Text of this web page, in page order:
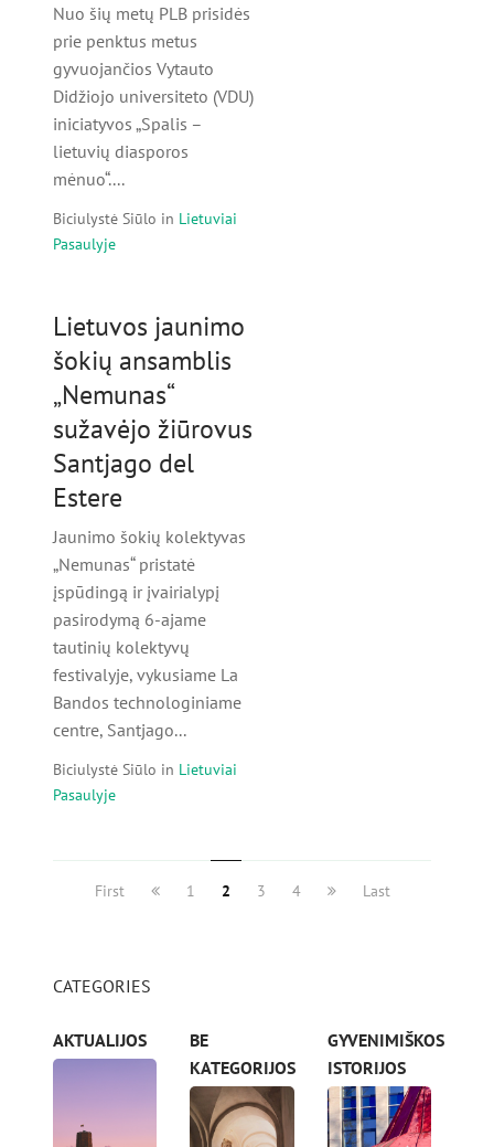
Nuo šių metų PLB prisidės
prie penktus metus
gyvuojančios Vytauto
Didžiojo universiteto (VDU)
iniciatyvos „Spalis –
lietuvių diasporos
mėnuo“....
Biciulystė Siūlo in Lietuviai
Pasaulyje
Lietuvos jaunimo
šokių ansamblis
„Nemunas“
sužavėjo žiūrovus
Santjago del
Estere
Jaunimo šokių kolektyvas
„Nemunas“ pristatė
įspūdingą ir įvairialypį
pasirodymą 6-ajame
tautinių kolektyvų
festivalyje, vykusiame La
Bandos technologiniame
centre, Santjago...
Biciulystė Siūlo in Lietuviai
Pasaulyje
First 1 2 3 4 Last
CATEGORIES
AKTUALIJOS
BE
KATEGORIJOS
GYVENIMIŠKOS
ISTORIJOS